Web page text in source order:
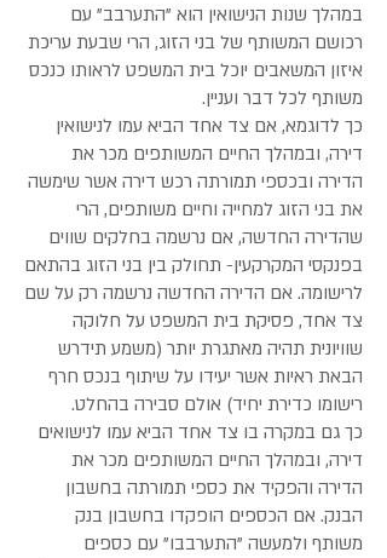
במהלך שנות הנישואין הוא "התערבב" עם
רכושם המשותף של בני הזוג, הרי שבעת עריכת
איזון המשאבים יוכל בית המשפט לראותו כנכס
משותף לכל דבר ועניין.
כך לדוגמא, אם צד אחד הביא עמו לנישואין
דירה, ובמהלך החיים המשותפים מכר את
הדירה ובכספי תמורתה רכש דירה אשר שימשה
את בני הזוג למחייה וחיים משותפים, הרי
שהדירה החדשה, אם נרשמה בחלקים שווים
בפנקסי המקרקעין- תחולק בין בני הזוג בהתאם
לרישומה. אם הדירה החדשה נרשמה רק על שם
צד אחד, פסיקת בית המשפט על חלוקה
שוויונית תהיה מאתגרת יותר (משמע תידרש
הבאת ראיות אשר יעידו על שיתוף בנכס חרף
רישומו כדירת יחיד) אולם סבירה בהחלט.
כך גם במקרה בו צד אחד הביא עמו לנישואים
דירה, ובמהלך החיים המשותפים מכר את
הדירה והפקיד את כספי תמורתה בחשבון
הבנק. אם הכספים הופקדו בחשבון בנק
משותף ולמעשה "התערבבו" עם כספים